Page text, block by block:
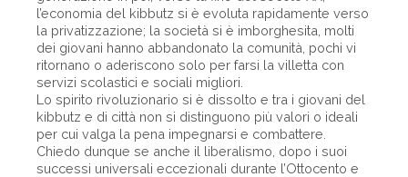
l’economia del kibbutz si è evoluta rapidamente verso
la privatizzazione; la società si è imborghesita, molti
dei giovani hanno abbandonato la comunità, pochi vi
ritornano o aderiscono solo per farsi la villetta con
servizi scolastici e sociali migliori.
Lo spirito rivoluzionario si è dissolto e tra i giovani del
kibbutz e di città non si distinguono più valori o ideali
per cui valga la pena impegnarsi e combattere.
Chiedo dunque se anche il liberalismo, dopo i suoi
successi universali eccezionali durante l’Ottocento e